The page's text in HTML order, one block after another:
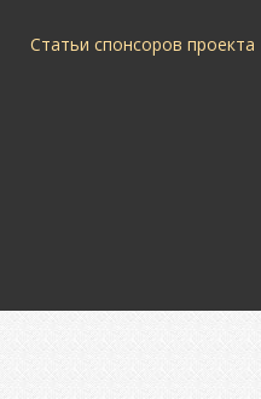
Статьи спонсоров проекта